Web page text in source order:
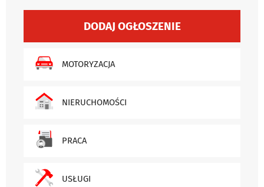
DODAJ OGŁOSZENIE
MOTORYZACJA
NIERUCHOMOŚCI
PRACA
USŁUGI